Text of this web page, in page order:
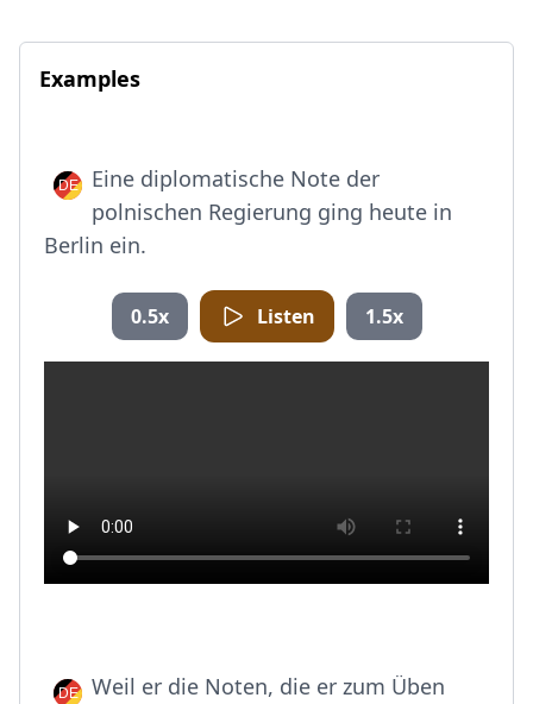
Examples
Eine diplomatische Note der
polnischen Regierung ging heute in
Berlin ein.
0.5x Listen 1.5x
Weil er die Noten, die er zum Üben